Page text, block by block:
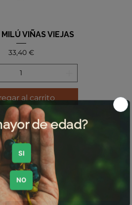
VIÑAS VIEJAS
Precio
33,40 €
al carrito